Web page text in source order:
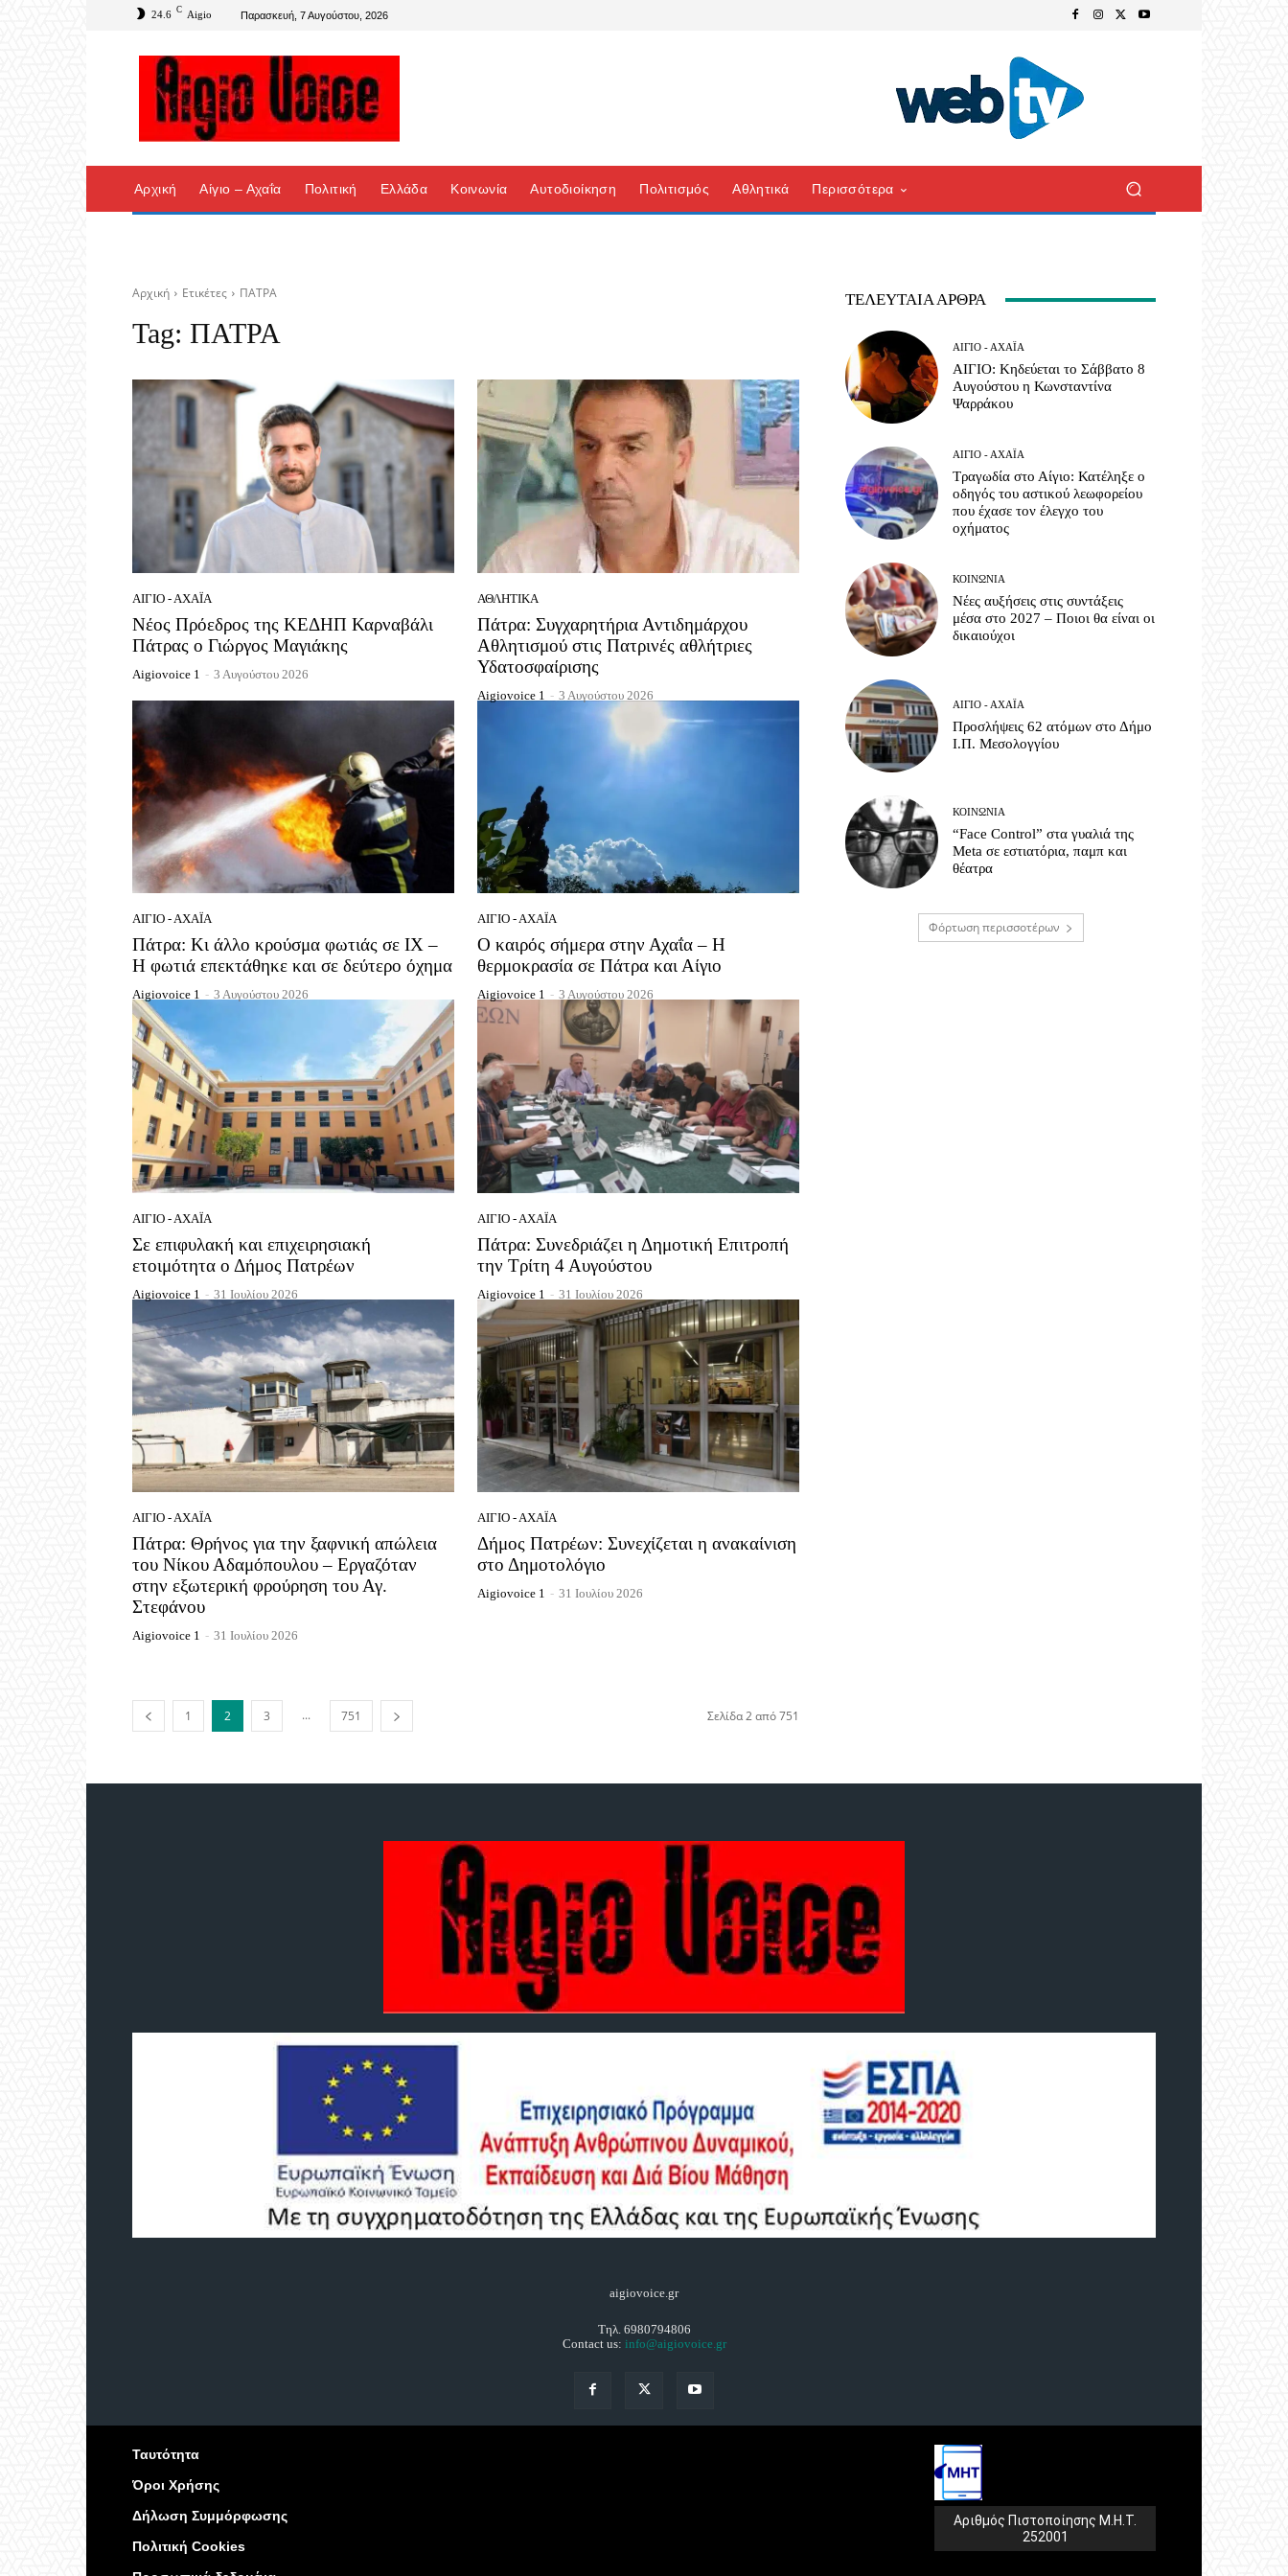
24.6 C Aigio Παρασκευή, 7 Αυγούστου, 2026
Αρχική Αίγιο – Αχαΐα Πολιτική Ελλάδα Κοινωνία Αυτοδιοίκηση Πολιτισμός Αθλητικά Περισσότερα
Αρχική Ετικέτες ΠΑΤΡΑ
Tag: ΠΑΤΡΑ
ΑΊΓΙΟ - ΑΧΑΪ́Α
Νέος Πρόεδρος της ΚΕΔΗΠ Καρναβάλι
Πάτρας ο Γιώργος Μαγιάκης
Aigiovoice 1 - 3 Αυγούστου 2026
ΑΘΛΗΤΙΚΆ
Πάτρα: Συγχαρητήρια Αντιδημάρχου
Αθλητισμού στις Πατρινές αθλήτριες
Υδατοσφαίρισης
Aigiovoice 1 - 3 Αυγούστου 2026
ΑΊΓΙΟ - ΑΧΑΪ́Α
Πάτρα: Κι άλλο κρούσμα φωτιάς σε ΙΧ –
Η φωτιά επεκτάθηκε και σε δεύτερο όχημα
Aigiovoice 1 - 3 Αυγούστου 2026
ΑΊΓΙΟ - ΑΧΑΪ́Α
Ο καιρός σήμερα στην Αχαΐα – Η
θερμοκρασία σε Πάτρα και Αίγιο
Aigiovoice 1 - 3 Αυγούστου 2026
ΑΊΓΙΟ - ΑΧΑΪ́Α
Σε επιφυλακή και επιχειρησιακή
ετοιμότητα ο Δήμος Πατρέων
Aigiovoice 1 - 31 Ιουλίου 2026
ΑΊΓΙΟ - ΑΧΑΪ́Α
Πάτρα: Συνεδριάζει η Δημοτική Επιτροπή
την Τρίτη 4 Αυγούστου
Aigiovoice 1 - 31 Ιουλίου 2026
ΑΊΓΙΟ - ΑΧΑΪ́Α
Πάτρα: Θρήνος για την ξαφνική απώλεια
του Νίκου Αδαμόπουλου – Εργαζόταν
στην εξωτερική φρούρηση του Αγ.
Στεφάνου
Aigiovoice 1 - 31 Ιουλίου 2026
ΑΊΓΙΟ - ΑΧΑΪ́Α
Δήμος Πατρέων: Συνεχίζεται η ανακαίνιση
στο Δημοτολόγιο
Aigiovoice 1 - 31 Ιουλίου 2026
1 2 3 ... 751 Σελίδα 2 από 751
ΤΕΛΕΥΤΑΊΑ ΆΡΘΡΑ
ΑΊΓΙΟ - ΑΧΑΪ́Α
ΑΙΓΙΟ: Κηδεύεται το Σάββατο 8
Αυγούστου η Κωνσταντίνα
Ψαρράκου
ΑΊΓΙΟ - ΑΧΑΪ́Α
Τραγωδία στο Αίγιο: Κατέληξε ο
οδηγός του αστικού λεωφορείου
που έχασε τον έλεγχο του
οχήματος
ΚΟΙΝΩΝΊΑ
Νέες αυξήσεις στις συντάξεις
μέσα στο 2027 – Ποιοι θα είναι οι
δικαιούχοι
ΑΊΓΙΟ - ΑΧΑΪ́Α
Προσλήψεις 62 ατόμων στο Δήμο
Ι.Π. Μεσολογγίου
ΚΟΙΝΩΝΊΑ
“Face Control” στα γυαλιά της
Meta σε εστιατόρια, παμπ και
θέατρα
Φόρτωση περισσοτέρων
aigiovoice.gr
Τηλ. 6980794806
Contact us: info@aigiovoice.gr
Ταυτότητα
Όροι Χρήσης
Δήλωση Συμμόρφωσης
Πολιτική Cookies
Αριθμός Πιστοποίησης Μ.Η.Τ.
252001